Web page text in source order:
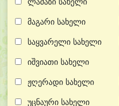
მაგარი სახელი
საყვარელი სახელი
იშვიათი სახელი
ჟღერადი სახელი
უცნაური სახელი